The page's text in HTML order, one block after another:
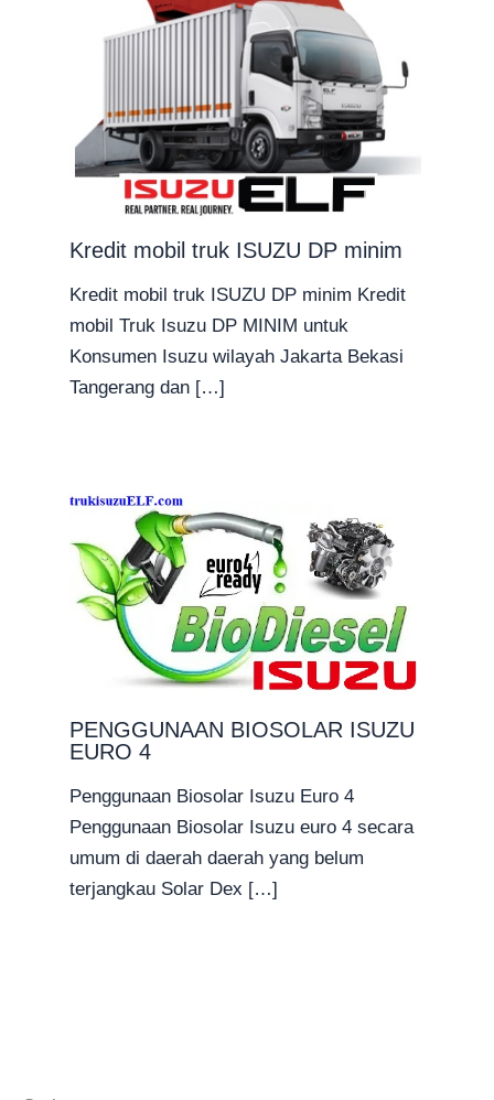
Kredit mobil truk ISUZU DP minim
Kredit mobil truk ISUZU DP minim Kredit
mobil Truk Isuzu DP MINIM untuk
Konsumen Isuzu wilayah Jakarta Bekasi
Tangerang dan […]
PENGGUNAAN BIOSOLAR ISUZU
EURO 4
Penggunaan Biosolar Isuzu Euro 4
Penggunaan Biosolar Isuzu euro 4 secara
umum di daerah daerah yang belum
terjangkau Solar Dex […]